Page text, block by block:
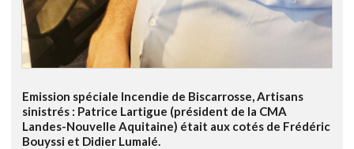
Emission spéciale Incendie de Biscarrosse, Artisans
sinistrés : Patrice Lartigue (président de la CMA
Landes-Nouvelle Aquitaine) était aux cotés de Frédéric
Bouyssi et Didier Lumalé.